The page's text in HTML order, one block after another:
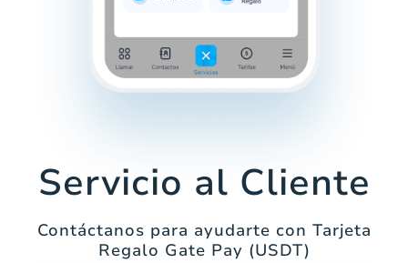
Servicio al Cliente
Contáctanos para ayudarte con Tarjeta
Regalo Gate Pay (USDT)